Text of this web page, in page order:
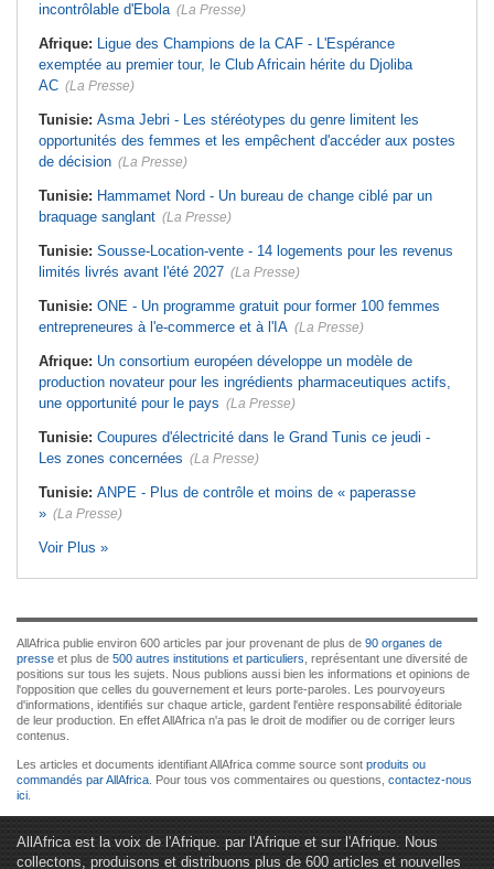
incontrôlable d'Ebola (La Presse)
Afrique: Ligue des Champions de la CAF - L'Espérance
exemptée au premier tour, le Club Africain hérite du Djoliba
AC (La Presse)
Tunisie: Asma Jebri - Les stéréotypes du genre limitent les
opportunités des femmes et les empêchent d'accéder aux postes
de décision (La Presse)
Tunisie: Hammamet Nord - Un bureau de change ciblé par un
braquage sanglant (La Presse)
Tunisie: Sousse-Location-vente - 14 logements pour les revenus
limités livrés avant l'été 2027 (La Presse)
Tunisie: ONE - Un programme gratuit pour former 100 femmes
entrepreneures à l'e-commerce et à l'IA (La Presse)
Afrique: Un consortium européen développe un modèle de
production novateur pour les ingrédients pharmaceutiques actifs,
une opportunité pour le pays (La Presse)
Tunisie: Coupures d'électricité dans le Grand Tunis ce jeudi -
Les zones concernées (La Presse)
Tunisie: ANPE - Plus de contrôle et moins de « paperasse
» (La Presse)
Voir Plus »
AllAfrica publie environ 600 articles par jour provenant de plus de 90 organes de
presse et plus de 500 autres institutions et particuliers , représentant une diversité de
positions sur tous les sujets. Nous publions aussi bien les informations et opinions de
l'opposition que celles du gouvernement et leurs porte-paroles. Les pourvoyeurs
d'informations, identifiés sur chaque article, gardent l'entière responsabilité éditoriale
de leur production. En effet AllAfrica n'a pas le droit de modifier ou de corriger leurs
contenus.
Les articles et documents identifiant AllAfrica comme source sont produits ou
commandés par AllAfrica . Pour tous vos commentaires ou questions, contactez-nous
ici
AllAfrica est la voix de l'Afrique. par l'Afrique et sur l'Afrique. Nous
collectons, produisons et distribuons plus de 600 articles et nouvelles